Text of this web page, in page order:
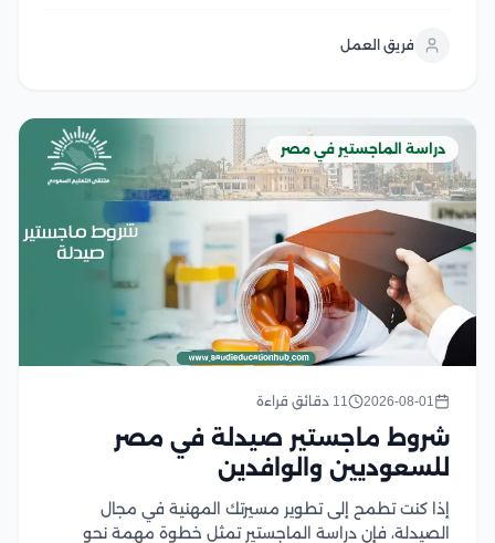
استعدادك الكامل، وفي هذا المقال نستعرض...
فريق العمل
دراسة الماجستير في مصر
2026-08-01 11 دقائق قراءة
شروط ماجستير صيدلة في مصر
للسعوديين والوافدين
إذا كنت تطمح إلى تطوير مسيرتك المهنية في مجال
الصيدلة، فإن دراسة الماجستير تمثل خطوة مهمة نحو